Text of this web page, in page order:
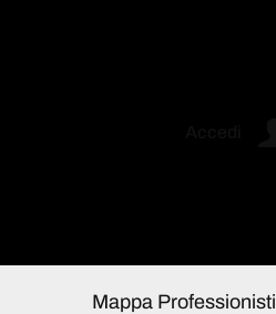
Mappa Professionisti